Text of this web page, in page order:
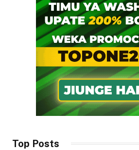
Top Posts